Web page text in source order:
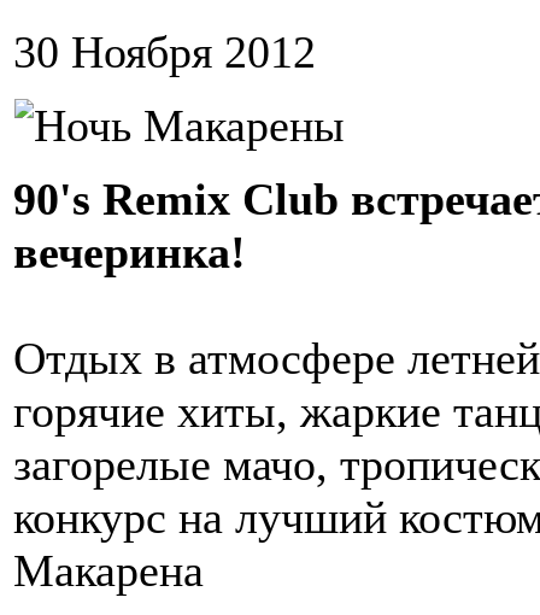
30 Ноября 2012
90's Remix Club
вечеринка!
Отдых в атмосфере
горячие хиты, жаркие
загорелые мачо,
конкурс на лучший
Макарена